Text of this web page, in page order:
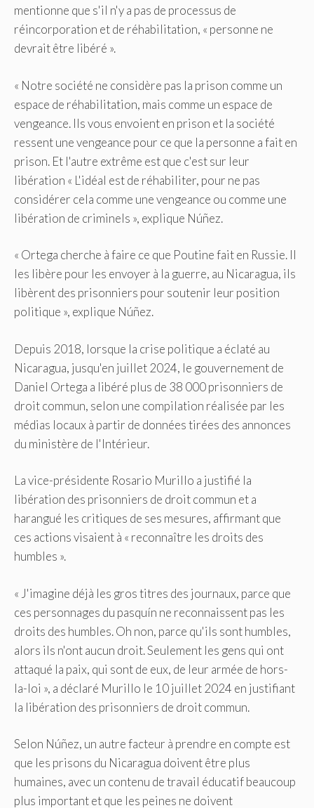
mentionne que s'il n'y a pas de processus de
réincorporation et de réhabilitation, « personne ne
devrait être libéré ».
« Notre société ne considère pas la prison comme un
espace de réhabilitation, mais comme un espace de
vengeance. Ils vous envoient en prison et la société
ressent une vengeance pour ce que la personne a fait en
prison. Et l'autre extrême est que c'est sur leur
libération « L'idéal est de réhabiliter, pour ne pas
considérer cela comme une vengeance ou comme une
libération de criminels », explique Núñez.
« Ortega cherche à faire ce que Poutine fait en Russie. Il
les libère pour les envoyer à la guerre, au Nicaragua, ils
libèrent des prisonniers pour soutenir leur position
politique », explique Núñez.
Depuis 2018, lorsque la crise politique a éclaté au
Nicaragua, jusqu'en juillet 2024, le gouvernement de
Daniel Ortega a libéré plus de 38 000 prisonniers de
droit commun, selon une compilation réalisée par les
médias locaux à partir de données tirées des annonces
du ministère de l'Intérieur.
La vice-présidente Rosario Murillo a justifié la
libération des prisonniers de droit commun et a
harangué les critiques de ses mesures, affirmant que
ces actions visaient à « reconnaître les droits des
humbles ».
« J'imagine déjà les gros titres des journaux, parce que
ces personnages du pasquín ne reconnaissent pas les
droits des humbles. Oh non, parce qu'ils sont humbles,
alors ils n'ont aucun droit. Seulement les gens qui ont
attaqué la paix, qui sont de eux, de leur armée de hors-
la-loi », a déclaré Murillo le 10 juillet 2024 en justifiant
la libération des prisonniers de droit commun.
Selon Núñez, un autre facteur à prendre en compte est
que les prisons du Nicaragua doivent être plus
humaines, avec un contenu de travail éducatif beaucoup
plus important et que les peines ne doivent